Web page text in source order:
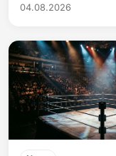
04.08.2026